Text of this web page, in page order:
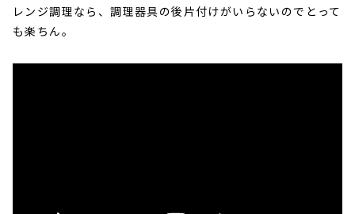
レンジ調理なら、調理器具の後片付けがいらないのでとって
も楽ちん。